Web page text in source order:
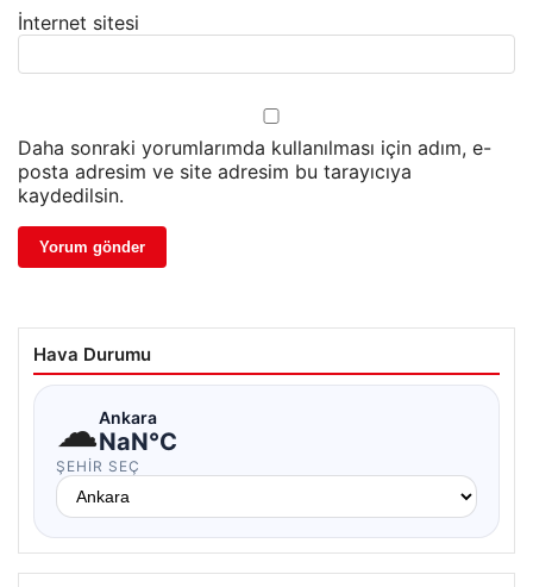
İnternet sitesi
Daha sonraki yorumlarımda kullanılması için adım, e-
posta adresim ve site adresim bu tarayıcıya
kaydedilsin.
Hava Durumu
☁Ankara
NaN°C
ŞEHIR SEÇ